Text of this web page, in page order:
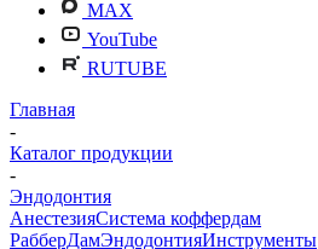
MAX
YouTube
RUTUBE
Главная
-
Каталог продукции
-
Эндодонтия
АнестезияСистема коффердам
РабберДамЭндодонтияИнструменты